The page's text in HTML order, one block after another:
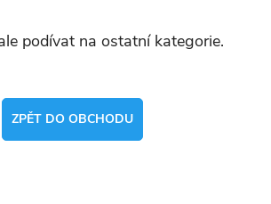
podívat na ostatní kategorie.
ZPĚT DO OBCHODU